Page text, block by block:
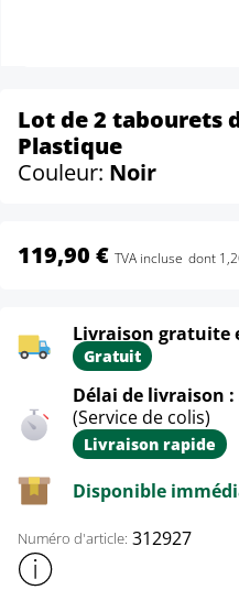
Lot de 2 tabourets
Plastique
Couleur: Noir
119,90 € TVA incluse dont
Livraison gratuite
Gratuit
Délai de livraison
(Service de colis)
Livraison rapide
Disponible
Numéro d'article: 312927
Afficher plus d'informations